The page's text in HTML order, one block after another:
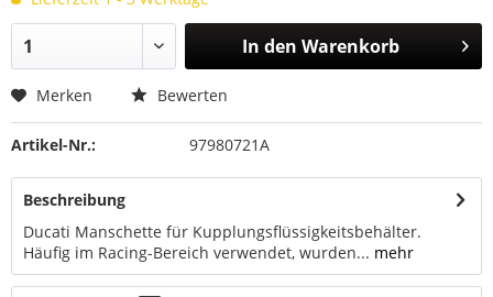
In den Warenkorb
Merken Bewerten
Artikel-Nr.: 97980721A
Beschreibung
Ducati Manschette für Kupplungsflüssigkeitsbehälter.
Häufig im Racing-Bereich verwendet, wurden... mehr